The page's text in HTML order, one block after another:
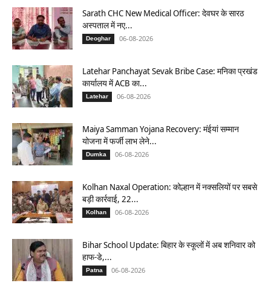
Sarath CHC New Medical Officer: देवघर के सारठ
अस्पताल में नए...
Deoghar 06-08-2026
Latehar Panchayat Sevak Bribe Case: मनिका प्रखंड
कार्यालय में ACB का...
Latehar 06-08-2026
Maiya Samman Yojana Recovery: मंईयां सम्मान
योजना में फर्जी लाभ लेने...
Dumka 06-08-2026
Kolhan Naxal Operation: कोल्हान में नक्सलियों पर सबसे
बड़ी कार्रवाई, 22...
Kolhan 06-08-2026
Bihar School Update: बिहार के स्कूलों में अब शनिवार को
हाफ-डे,...
Patna 06-08-2026